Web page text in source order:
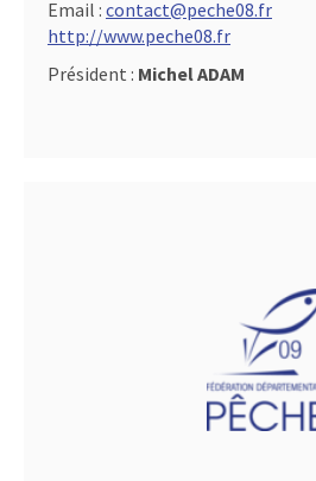
Email : contact@peche08.fr
http://www.peche08.fr
Président : Michel ADAM